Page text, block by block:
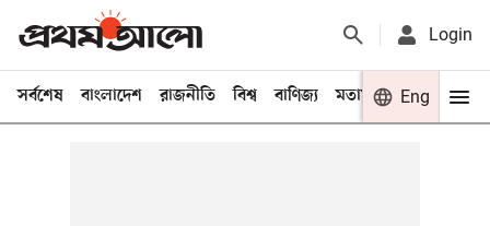
Login
সর্বশেষ বাংলাদেশ রাজনীতি বিশ্ব বাণিজ্য মতামত খেলা
Eng